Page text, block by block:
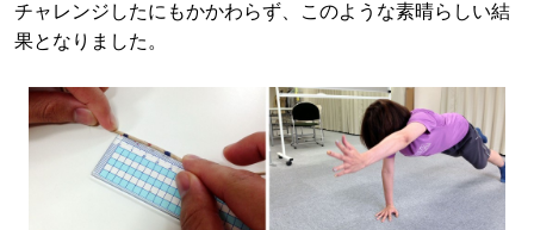
チャレンジしたにもかかわらず、このような素晴らしい結
果となりました。